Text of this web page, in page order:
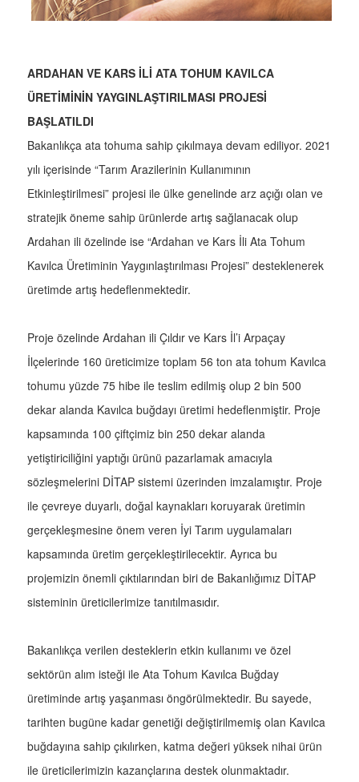
ARDAHAN VE KARS İLİ ATA TOHUM KAVILCA
ÜRETİMİNİN YAYGINLAŞTIRILMASI PROJESİ
BAŞLATILDI
Bakanlıkça ata tohuma sahip çıkılmaya devam ediliyor. 2021
yılı içerisinde “Tarım Arazilerinin Kullanımının
Etkinleştirilmesi” projesi ile ülke genelinde arz açığı olan ve
stratejik öneme sahip ürünlerde artış sağlanacak olup
Ardahan ili özelinde ise “Ardahan ve Kars İli Ata Tohum
Kavılca Üretiminin Yaygınlaştırılması Projesi” desteklenerek
üretimde artış hedeflenmektedir.
Proje özelinde Ardahan ili Çıldır ve Kars İl’i Arpaçay
İlçelerinde 160 üreticimize toplam 56 ton ata tohum Kavılca
tohumu yüzde 75 hibe ile teslim edilmiş olup 2 bin 500
dekar alanda Kavılca buğdayı üretimi hedeflenmiştir. Proje
kapsamında 100 çiftçimiz bin 250 dekar alanda
yetiştiriciliğini yaptığı ürünü pazarlamak amacıyla
sözleşmelerini DİTAP sistemi üzerinden imzalamıştır. Proje
ile çevreye duyarlı, doğal kaynakları koruyarak üretimin
gerçekleşmesine önem veren İyi Tarım uygulamaları
kapsamında üretim gerçekleştirilecektir. Ayrıca bu
projemizin önemli çıktılarından biri de Bakanlığımız DİTAP
sisteminin üreticilerimize tanıtılmasıdır.
Bakanlıkça verilen desteklerin etkin kullanımı ve özel
sektörün alım isteği ile Ata Tohum Kavılca Buğday
üretiminde artış yaşanması öngörülmektedir. Bu sayede,
tarihten bugüne kadar genetiği değiştirilmemiş olan Kavılca
buğdayına sahip çıkılırken, katma değeri yüksek nihai ürün
ile üreticilerimizin kazançlarına destek olunmaktadır.